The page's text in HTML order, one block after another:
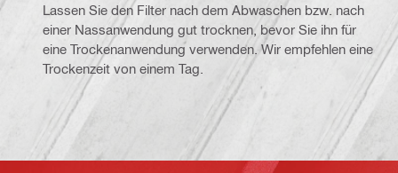
Lassen Sie den Filter nach dem Abwaschen bzw. nach
einer Nassanwendung gut trocknen, bevor Sie ihn für
eine Trockenanwendung verwenden. Wir empfehlen eine
Trockenzeit von einem Tag.